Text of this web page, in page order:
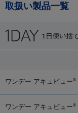
取扱い製品一覧
ワンデー アキュビュー®
ワンデー アキュビュー®